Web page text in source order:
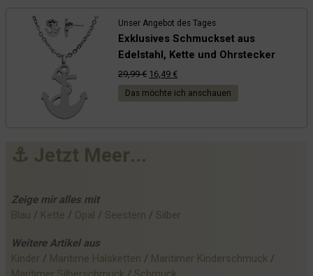
Unser Angebot des Tages
Exklusives Schmuckset aus
Edelstahl, Kette und Ohrstecker
29,99€ Ursprünglicher
Preis
16,49 €Aktueller
Preis
Das möchte ich anschauen
⚓ Jetzt Meer...
Zeige mir alles mit
Blau / Kette / Opal / Seestern / Silber
Weitere Artikel aus
Kinder / Maritime Halsketten / Maritimer Kinderschmuck